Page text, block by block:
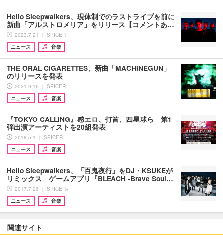
Hello Sleepwalkers、現体制でのラストライブを前に
新曲「アルストロメリア」をリリース【コメントあ…
2023.7.21 ｜ SPICER
ニュース
音楽
THE ORAL CIGARETTES、新曲「MACHINEGUN」
のリリースを発表
2021.9.16 ｜ SPICER
ニュース
音楽
『TOKYO CALLING』感エロ、打首、四星球ら 第1
弾出演アーティストを20組発表
2018.5.1 ｜ SPICER
ニュース
音楽
Hello Sleepwalkers、「百鬼夜行」をDJ・KSUKEが
リミックス ゲームアプリ『BLEACH -Brave Soul…
2017.7.26 ｜ SPICER+
ニュース
音楽
関連サイト